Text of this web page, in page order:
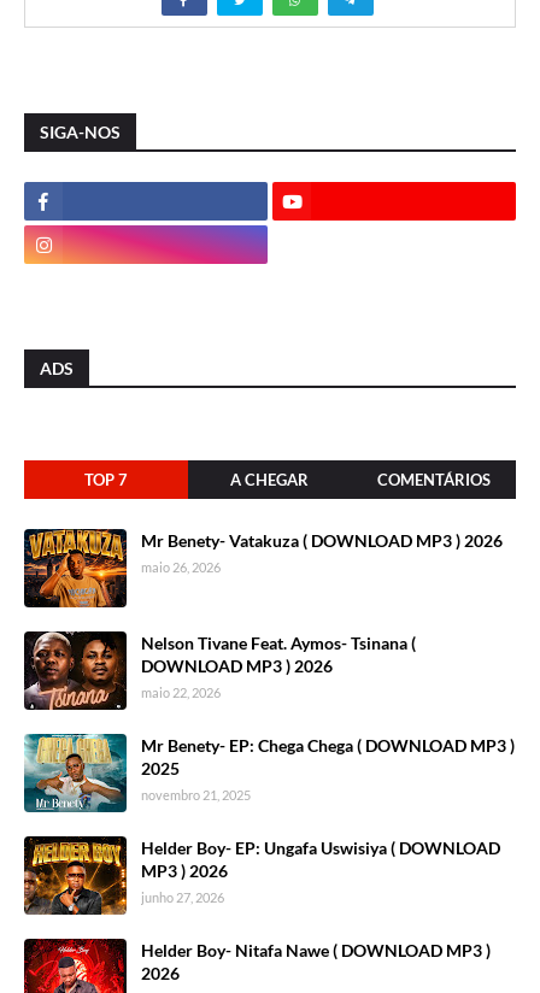
SIGA-NOS
ADS
TOP 7 A CHEGAR COMENTÁRIOS
Mr Benety- Vatakuza ( DOWNLOAD MP3 ) 2026
maio 26, 2026
Nelson Tivane Feat. Aymos- Tsinana (
DOWNLOAD MP3 ) 2026
maio 22, 2026
Mr Benety- EP: Chega Chega ( DOWNLOAD MP3 )
2025
novembro 21, 2025
Helder Boy- EP: Ungafa Uswisiya ( DOWNLOAD
MP3 ) 2026
junho 27, 2026
Helder Boy- Nitafa Nawe ( DOWNLOAD MP3 )
2026